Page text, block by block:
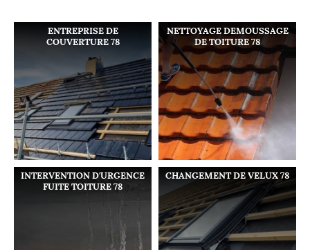
ENTREPRISE DE
COUVERTURE 78
NETTOYAGE DEMOUSSAGE
DE TOITURE 78
INTERVENTION D'URGENCE
FUITE TOITURE 78
CHANGEMENT DE VELUX 78